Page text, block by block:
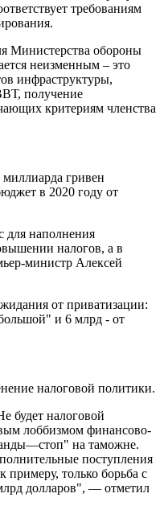
требованиям
Министерства обороны
неизменным – это
инфраструктуры,
получение
критериям членства
миллиарда гривен
в 2020 году от
для наполнения
налогов, а в
министр Алексей
от приватизации:
и 6 млрд - от
налоговой политики.
будет налоговой
лоббизмом финансово-
на таможне.
поступления
примеру, только борьба с
долларов", — отметил